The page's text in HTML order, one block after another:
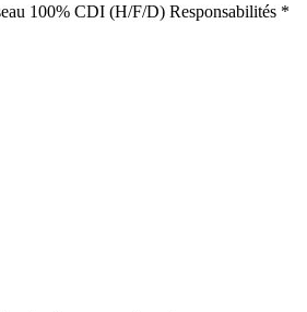
100% CDI (H/F/D) Responsabilités *